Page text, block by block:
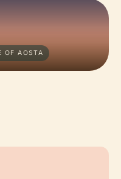
OF AOSTA